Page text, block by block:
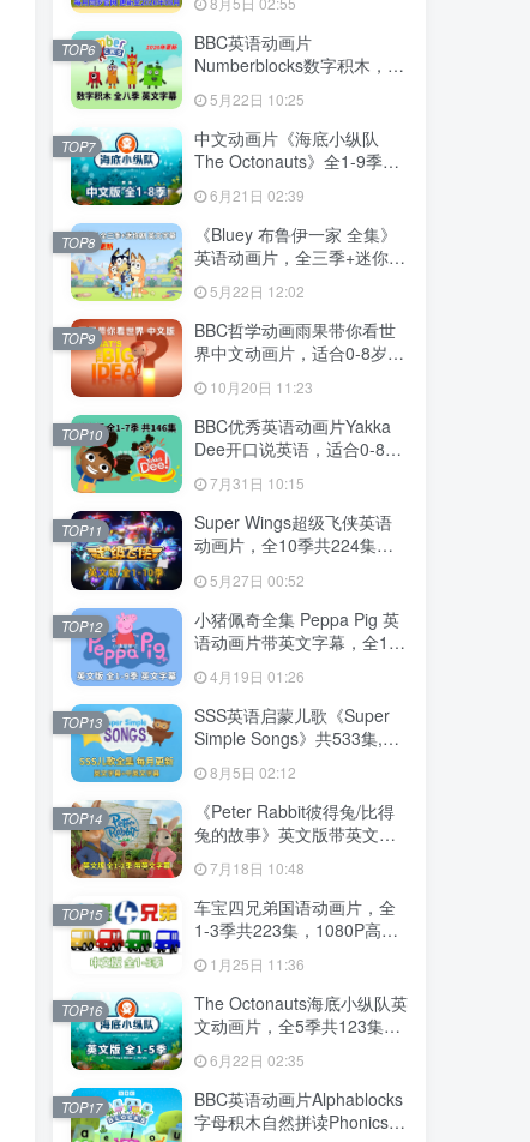
1080P高清视频带英文字
幕，百度云网盘下载！
BBC英语动画片
Numberblocks数字积木，适
别专辑共198集，1080P高清
视频带英文字幕，送配套音
频MP3，百度云网盘下载！
5月22日 10:25
TOP6
中文动画片《海底小纵队
The Octonauts》全1-9季共
247集+特别版9集，1080P
高清视频带中文字幕，百度
云网盘下载
6月21日 02:39
TOP7
《Bluey 布鲁伊一家 全集》
英语动画片，全三季+迷你剧
共204集，1080P高清视频带
英文字幕，带配套音频
MP3，百度云网盘下载！
5月22日 12:02
TOP8
BBC哲学动画雨果带你看世
界中文动画片，适合0-8岁，
全52集，1080P高清视频，
百度云网盘下载
10月20日 11:23
TOP9
BBC优秀英语动画片Yakka
Dee开口说英语，适合0-8
岁，全1-7季总共146集，
1080P高清视频带英文字
幕，送配套音频MP3，百度
云网盘下载！
7月31日 10:15
TOP10
Super Wings超级飞侠英语
动画片，全10季共224集，
幕，带配套音频MP3，百度
云网盘下载！
5月27日 00:52
TOP11
小猪佩奇全集 Peppa Pig 英
语动画片带英文字幕，全1-9
频，百度云网盘下载！
4月19日 01:26
TOP12
SSS英语启蒙儿歌《Super
Simple Songs》共533集,
+中英文字幕+配套音频
MP3，百度云网盘下载！
8月5日 02:12
TOP13
《Peter Rabbit彼得兔/比得
兔的故事》英文版带英文字
片，带配套音频MP3，百度
云网盘下载！
7月18日 10:48
TOP14
车宝四兄弟国语动画片，全
1-3季共223集，1080P高清
盘下载
1月25日 11:36
TOP15
The Octonauts海底小纵队英
文动画片，全5季共123集，
幕，带配套音频MP3，百度
云网盘下载
6月22日 02:35
TOP16
BBC英语动画片Alphablocks
字母积木自然拼读Phonics，
TOP17